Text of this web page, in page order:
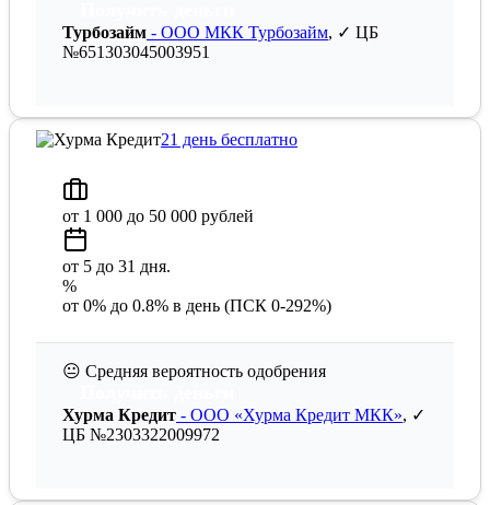
Турбозайм - ООО МКК Турбозайм, ✓ ЦБ
№651303045003951
21 день бесплатно
от 1 000 до 50 000 рублей
от 5 до 31 дня.
%
от 0% до 0.8% в день (ПСК 0-292%)
😐 Средняя вероятность одобрения
Хурма Кредит - ООО «Хурма Кредит МКК», ✓
ЦБ №2303322009972